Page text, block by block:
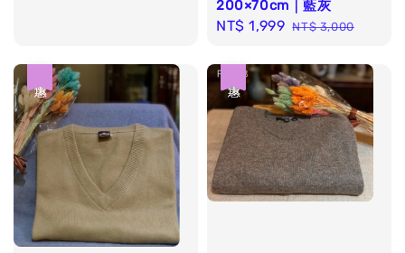
200×70cm｜藍灰
Sale
NT$ 1,999 Regular
NT$ 3,000